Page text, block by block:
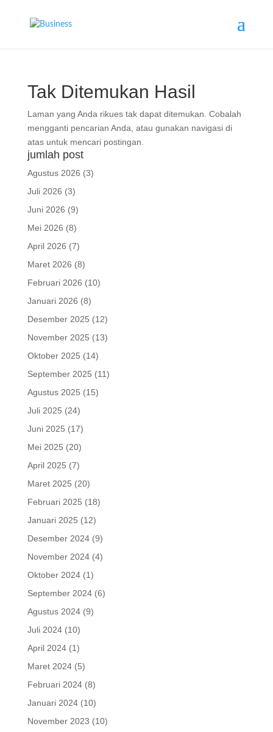
Tak Ditemukan Hasil
Laman yang Anda rikues tak dapat ditemukan. Cobalah
mengganti pencarian Anda, atau gunakan navigasi di
atas untuk mencari postingan.
jumlah post
Agustus 2026 (3)
Juli 2026 (3)
Juni 2026 (9)
Mei 2026 (8)
April 2026 (7)
Maret 2026 (8)
Februari 2026 (10)
Januari 2026 (8)
Desember 2025 (12)
November 2025 (13)
Oktober 2025 (14)
September 2025 (11)
Agustus 2025 (15)
Juli 2025 (24)
Juni 2025 (17)
Mei 2025 (20)
April 2025 (7)
Maret 2025 (20)
Februari 2025 (18)
Januari 2025 (12)
Desember 2024(9)
November 2024(4)
Oktober 2024(1)
September 2024(6)
Agustus 2024(9)
Juli 2024(10)
April 2024(1)
Maret 2024(5)
Februari 2024(8)
Januari 2024(10)
November 2023 (10)